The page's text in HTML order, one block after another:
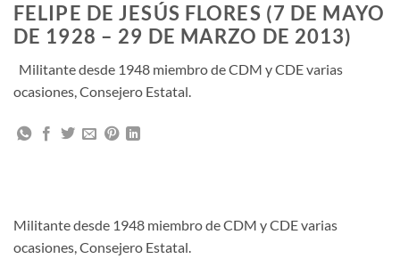
FELIPE DE JESÚS FLORES (7 DE MAYO
DE 1928 – 29 DE MARZO DE 2013)
Militante desde 1948 miembro de CDM y CDE varias
ocasiones, Consejero Estatal.
Militante desde 1948 miembro de CDM y CDE varias
ocasiones, Consejero Estatal.